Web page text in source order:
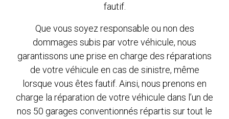
fautif.
Que vous soyez responsable ou non des
dommages subis par votre véhicule, nous
garantissons une prise en charge des réparations
de votre véhicule en cas de sinistre, même
lorsque vous êtes fautif. Ainsi, nous prenons en
charge la réparation de votre véhicule dans l’un de
nos 50 garages conventionnés répartis sur tout le